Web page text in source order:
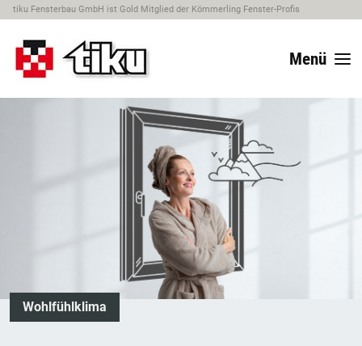
tiku Fensterbau GmbH ist Gold Mitglied der Kömmerling Fenster-Profis
Menü
Wohlfühlklima